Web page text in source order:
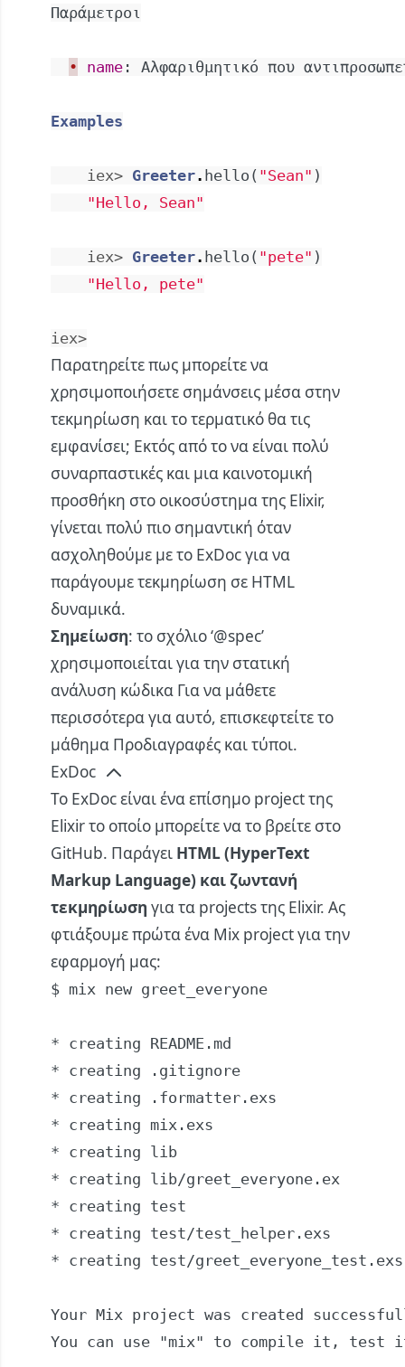
Παράμετροι
• name : Αλφαριθμητικό που
Examples
iex> Greeter. hello ( "Sean" )
"Hello, Sean"
iex> Greeter. hello ( "pete" )
"Hello, pete"
iex>
Παρατηρείτε πως μπορείτε να
χρησιμοποιήσετε σημάνσεις μέσα στην
τεκμηρίωση και το τερματικό θα τις
εμφανίσει; Εκτός από το να είναι πολύ
συναρπαστικές και μια καινοτομική
προσθήκη στο οικοσύστημα της Elixir,
γίνεται πολύ πιο σημαντική όταν
ασχοληθούμε με το ExDoc για να
παράγουμε τεκμηρίωση σε HTML
δυναμικά.
Σημείωση: το σχόλιο ‘@spec’
χρησιμοποιείται για την στατική
ανάλυση κώδικα Για να μάθετε
περισσότερα για αυτό, επισκεφτείτε το
μάθημα Προδιαγραφές και τύποι.
ExDoc
Το ExDoc είναι ένα επίσημο project της
Elixir το οποίο μπορείτε να το βρείτε στο
GitHub. Παράγει HTML (HyperText
Markup Language) και ζωντανή
τεκμηρίωση για τα projects της Elixir. Ας
φτιάξουμε πρώτα ένα Mix project για την
εφαρμογή μας:
$ mix new greet_everyone
* creating README.md
* creating .gitignore
* creating .formatter.exs
* creating mix.exs
* creating lib
* creating lib/greet_everyone.ex
* creating test
* creating test/test_helper.exs
* creating test/greet_everyone_test.exs
Your Mix project was created
You can use "mix" to compile it, test